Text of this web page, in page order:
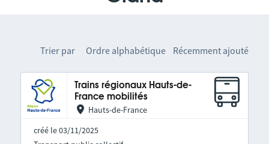
Trier par Ordre alphabétique Récemment ajouté
Trains régionaux Hauts-de-
France mobilités
Hauts-de-France
créé le 03/11/2025